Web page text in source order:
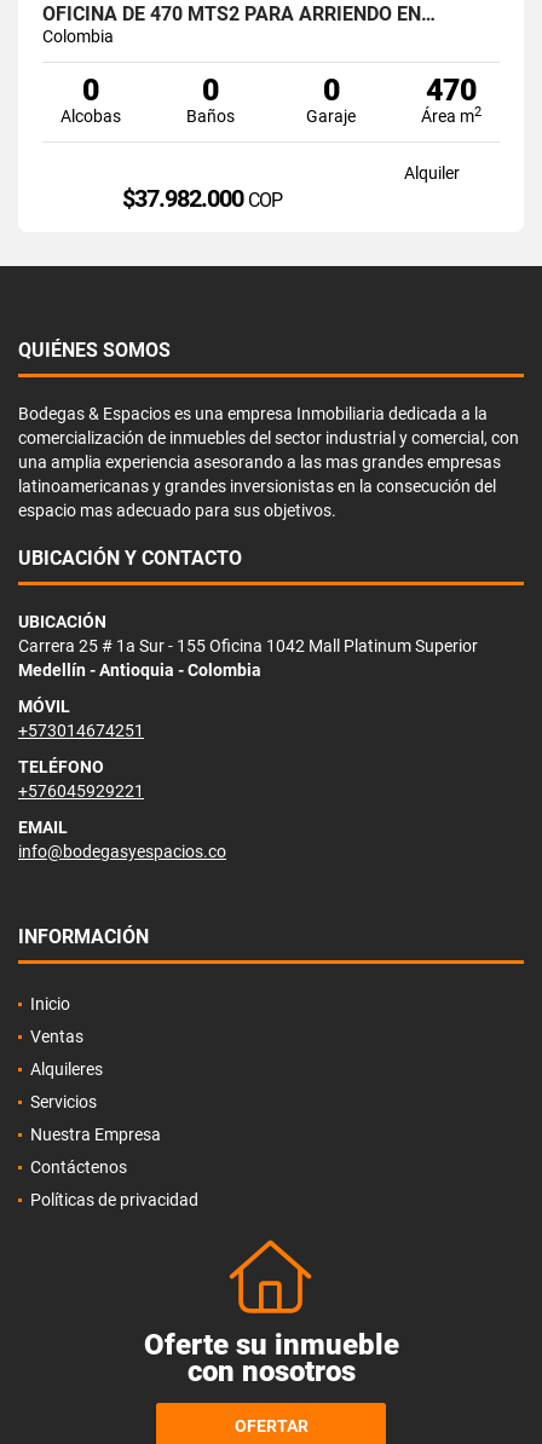
OFICINA DE 470 MTS2 PARA ARRIENDO EN…
Colombia
0
Alcobas
0
Baños
0
Garaje
470
Área m2
Alquiler
$37.982.000 COP
QUIÉNES SOMOS
Bodegas & Espacios es una empresa Inmobiliaria dedicada a la
comercialización de inmuebles del sector industrial y comercial, con
una amplia experiencia asesorando a las mas grandes empresas
latinoamericanas y grandes inversionistas en la consecución del
espacio mas adecuado para sus objetivos.
UBICACIÓN Y CONTACTO
UBICACIÓN
Carrera 25 # 1a Sur - 155 Oficina 1042 Mall Platinum Superior
Medellín - Antioquia - Colombia
MÓVIL
+573014674251
TELÉFONO
+576045929221
EMAIL
info@bodegasyespacios.co
INFORMACIÓN
Inicio
Ventas
Alquileres
Servicios
Nuestra Empresa
Contáctenos
Políticas de privacidad
Oferte su inmueble
con nosotros
OFERTAR